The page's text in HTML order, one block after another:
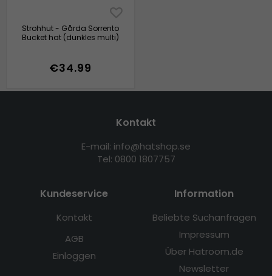
Strohhut - Gårda Sorrento
Bucket hat (dunkles multi)
€34.99
Kontakt
E-mail: info@hatshop.se
Tel: 0800 1807757
Kundeservice
Kontakt
AGB
Einloggen
Information
Beliebte Suchanfragen
Impressum
Über Hatroom.de
Newsletter